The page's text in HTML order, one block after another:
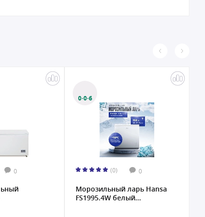
(0)
Морозильный ларь Hansa
FS1995.4W белый...